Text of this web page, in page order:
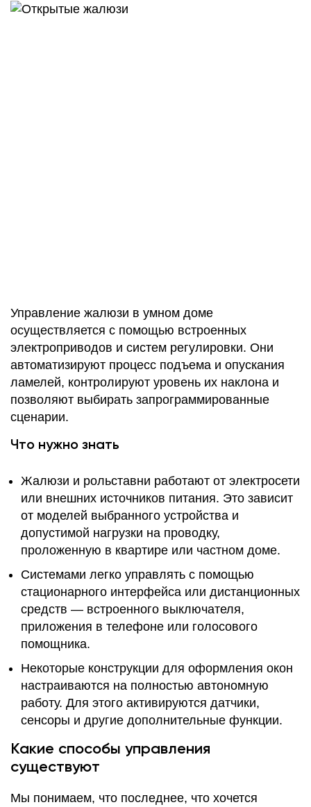
Управление жалюзи в умном доме
осуществляется с помощью встроенных
электроприводов и систем регулировки. Они
автоматизируют процесс подъема и опускания
ламелей, контролируют уровень их наклона и
позволяют выбирать запрограммированные
сценарии.
Что нужно знать
Жалюзи и рольставни работают от электросети
или внешних источников питания. Это зависит
от моделей выбранного устройства и
допустимой нагрузки на проводку,
проложенную в квартире или частном доме.
Системами легко управлять с помощью
стационарного интерфейса или дистанционных
средств — встроенного выключателя,
приложения в телефоне или голосового
помощника.
Некоторые конструкции для оформления окон
настраиваются на полностью автономную
работу. Для этого активируются датчики,
сенсоры и другие дополнительные функции.
Какие способы управления
существуют
Мы понимаем, что последнее, что хочется